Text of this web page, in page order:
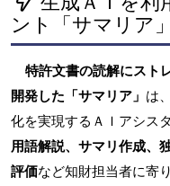
ント「サマリア」
特許文書の読解にスト
開発した「サマリア」 は
化を実現するＡＩアシス
用語解説、サマリ作成、
評価など知財担当者に寄